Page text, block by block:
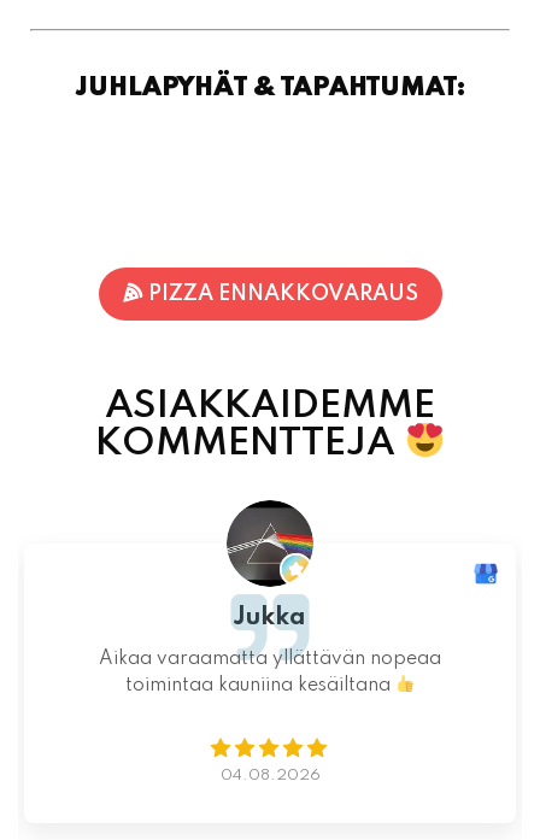
JUHLAPYHÄT & TAPAHTUMAT:
PIZZA ENNAKKOVARAUS
ASIAKKAIDEMME
KOMMENTTEJA
Jukka
Aikaa varaamatta yllättävän nopeaa
toimintaa kauniina kesäiltana
04.08.2026